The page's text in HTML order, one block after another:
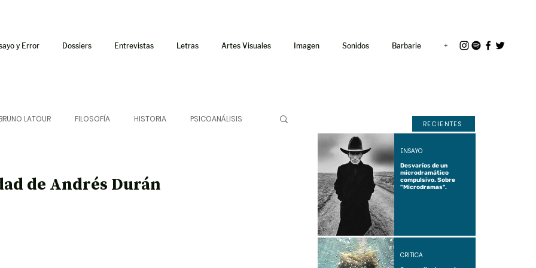
y Error Dossiers Entrevistas Letras Artes Visuales Imagen Sonidos Barbarie +
LATOUR FILOSOFÍA HISTORIA PSICOANÁLISIS
de Andrés Durán
RECIENTES
Desvaríos de un
microdramático
compulsivo. Sobre
"Microdramas".
ENSAYO
CRÍTICA